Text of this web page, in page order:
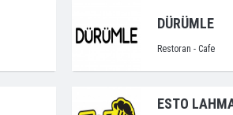
DÜRÜMLE
Restoran - Cafe
ESTO